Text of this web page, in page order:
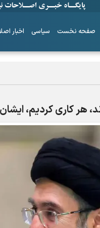
صفحه نخست سیاسی اخبار
هر کاری کردیم،